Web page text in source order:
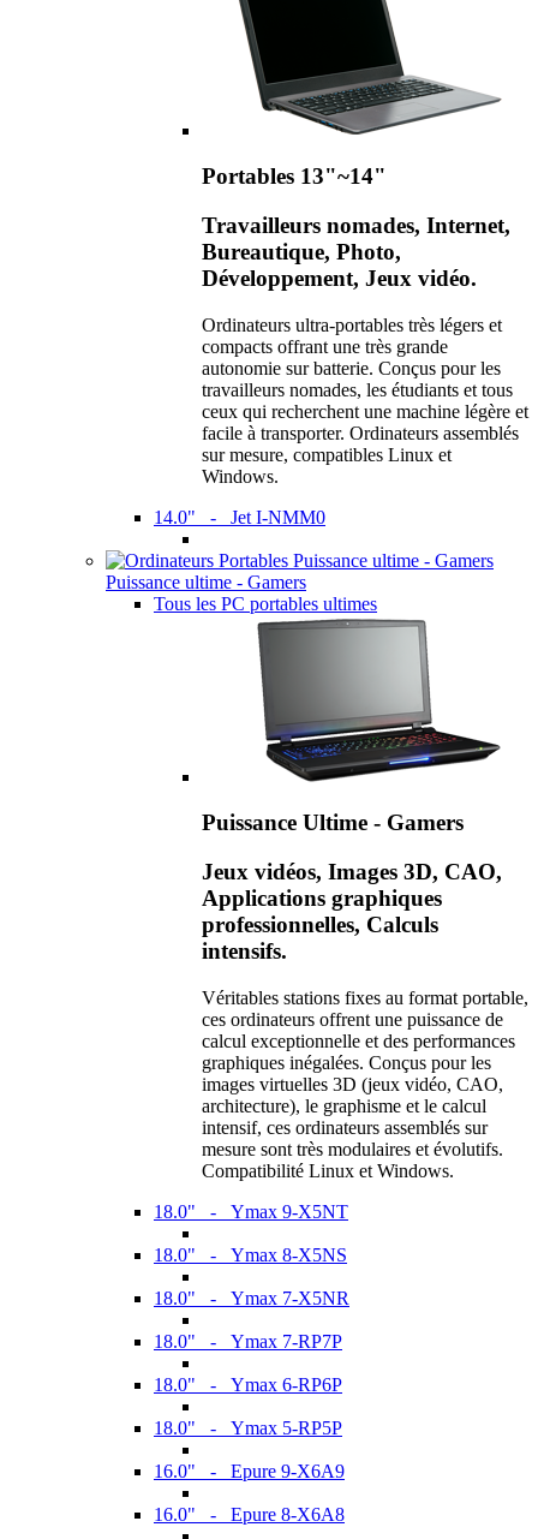
Portables 13"~14"
Travailleurs nomades, Internet,
Bureautique, Photo,
Développement, Jeux vidéo.
Ordinateurs ultra-portables très légers et
compacts offrant une très grande
autonomie sur batterie. Conçus pour les
travailleurs nomades, les étudiants et tous
ceux qui recherchent une machine légère et
facile à transporter. Ordinateurs assemblés
sur mesure, compatibles Linux et
Windows.
14.0" - Jet I-NMM0
Puissance ultime - Gamers
Tous les PC portables ultimes
Puissance Ultime - Gamers
Jeux vidéos, Images 3D, CAO,
Applications graphiques
professionnelles, Calculs
intensifs.
Véritables stations fixes au format portable,
ces ordinateurs offrent une puissance de
calcul exceptionnelle et des performances
graphiques inégalées. Conçus pour les
images virtuelles 3D (jeux vidéo, CAO,
architecture), le graphisme et le calcul
intensif, ces ordinateurs assemblés sur
mesure sont très modulaires et évolutifs.
Compatibilité Linux et Windows.
18.0" - Ymax 9-X5NT
18.0" - Ymax 8-X5NS
18.0" - Ymax 7-X5NR
18.0" - Ymax 7-RP7P
18.0" - Ymax 6-RP6P
18.0" - Ymax 5-RP5P
16.0" - Epure 9-X6A9
16.0" - Epure 8-X6A8